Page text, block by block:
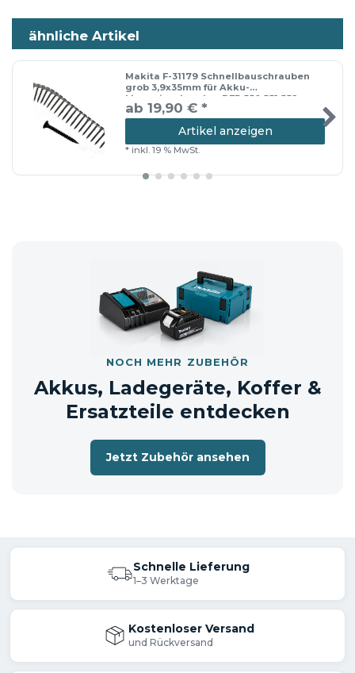
Lieferumfang
Schnellbauschrauben
📦 Versandhinweis: Die Lieferung erfolgt
entweder im Originalkarton oder in
ähnliche Artikel
Makita F-31179 Schnellbauschrauben
grob 3,9x35mm für Akku-
Magazinschrauber DFR 550 551 552
ab 19,90 € *
Artikel anzeigen
* inkl. 19 % MwSt.
NOCH MEHR ZUBEHÖR
Akkus, Ladegeräte, Koffer &
Ersatzteile entdecken
Jetzt Zubehör ansehen
Schnelle Lieferung
1–3 Werktage
Kostenloser Versand
und Rückversand